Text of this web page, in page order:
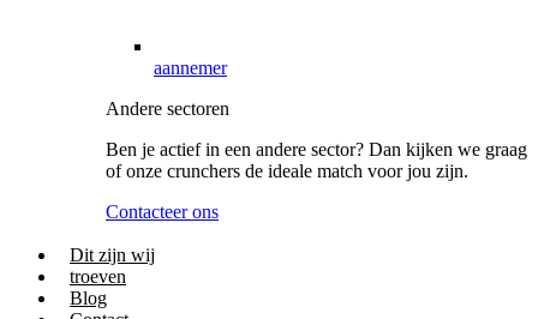
aannemer
Andere sectoren
Ben je actief in een andere sector? Dan kijken we graag
of onze crunchers de ideale match voor jou zijn.
Contacteer ons
Dit zijn wij
troeven
Blog